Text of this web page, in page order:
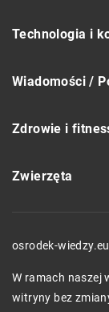
Technologia i
Wiadomości /
Zdrowie i
Zwierzęta
osrodek-
W ramach naszej
witryny bez